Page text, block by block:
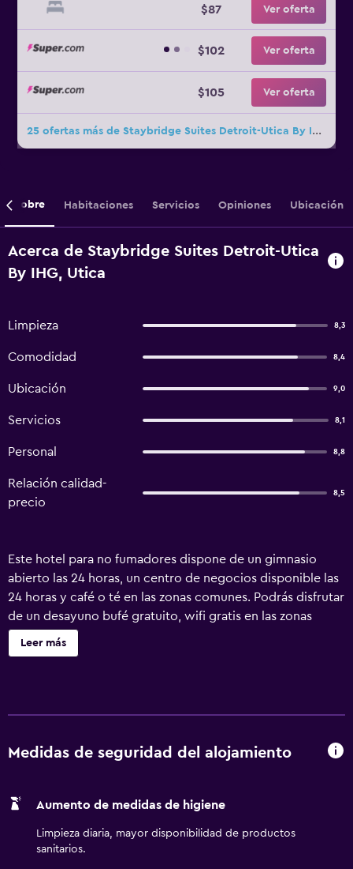
$87 Ver oferta
$102 Ver oferta
$105 Ver oferta
25 ofertas más de Staybridge Suites Detroit-Utica By IHG
Sobre Habitaciones Servicios Opiniones Ubicación
Acerca de Staybridge Suites Detroit-Utica
By IHG, Utica
Limpieza 8,3
Comodidad 8,4
Ubicación 9,0
Servicios 8,1
Personal 8,8
Relación calidad-
precio
8,5
Este hotel para no fumadores dispone de un gimnasio
abierto las 24 horas, un centro de negocios disponible las
24 horas y café o té en las zonas comunes. Podrás disfrutar
de un desayuno bufé gratuito, wifi gratis en las zonas
comunes, aparcamiento gratuito y un detalle de
bienvenida gratuito. También encontrarás una piscina de
televisión por satélite con canales de suscripción. En este
artículos de higiene personal gratuitos y secador de pelo.
servicios para las personas de negocios incluyen
Leer más
Medidas de seguridad del alojamiento
Aumento de medidas de higiene
Limpieza diaria, mayor disponibilidad de productos
sanitarios.